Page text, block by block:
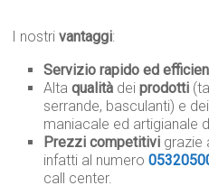
I nostrivantaggi:
Servizio rapido ed
Altaqualità deiprodotti
serrande, basculanti) e dei
maniacale ed artigianale
Prezzi competitivi grazie
infatti al numero
call center.